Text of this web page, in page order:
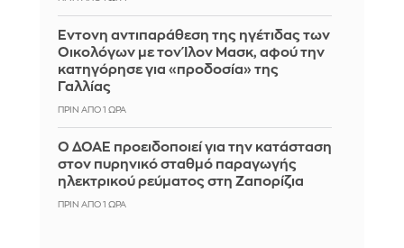
Έντονη αντιπαράθεση της ηγέτιδας των
Οικολόγων με τον Ίλον Μασκ, αφού την
κατηγόρησε για «προδοσία» της
Γαλλίας
ΠΡΙΝ ΑΠΌ 1 ΏΡΑ
Ο ΔΟΑΕ προειδοποιεί για την κατάσταση
στον πυρηνικό σταθμό παραγωγής
ηλεκτρικού ρεύματος στη Ζαπορίζια
ΠΡΙΝ ΑΠΌ 1 ΏΡΑ